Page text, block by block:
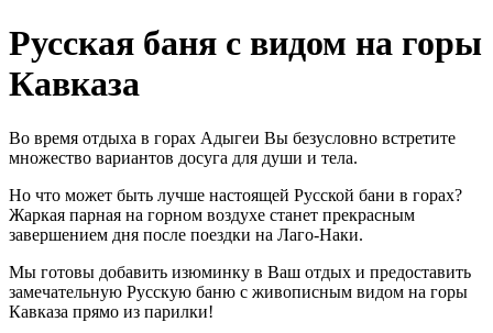
Русская баня с видом на горы
Кавказа
Во время отдыха в горах Адыгеи Вы безусловно встретите
множество вариантов досуга для души и тела.
Но что может быть лучше настоящей Русской бани в горах?
Жаркая парная на горном воздухе станет прекрасным
завершением дня после поездки на Лаго-Наки.
Мы готовы добавить изюминку в Ваш отдых и предоставить
замечательную Русскую баню с живописным видом на горы
Кавказа прямо из парилки!